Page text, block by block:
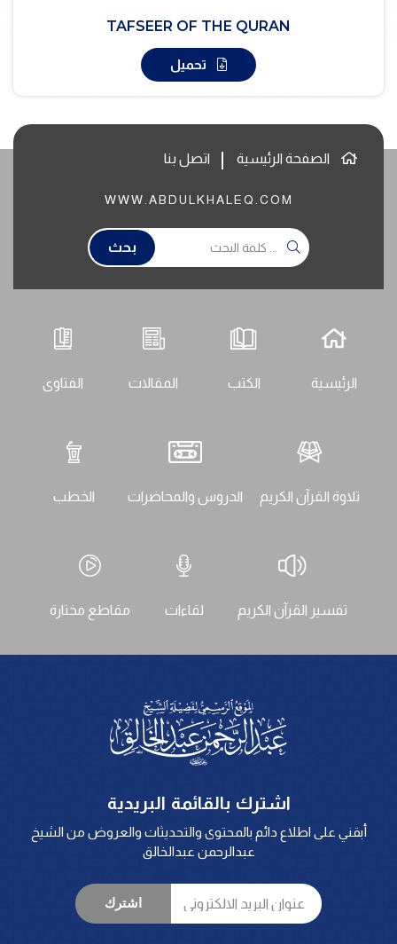
TAFSEER OF THE QURAN
تحميل
الصفحة الرئيسية اتصل بنا
WWW.ABDULKHALEQ.COM
بحث
الرئيسية الكتب المقالات الفتاوى
تلاوة القرآن الكريم الدروس والمحاضرات الخطب
تفسير القرآن الكريم لقاءات مقاطع مختارة
اشترك بالقائمة البريدية
أبقني على اطلاع دائم بالمحتوى والتحديثات والعروض من الشيخ
عبدالرحمن عبدالخالق
اشترك